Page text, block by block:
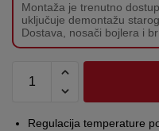
Montaža je trenutno
uključuje demontažu
Dostava, nosači bojlera i
Regulacija temperature